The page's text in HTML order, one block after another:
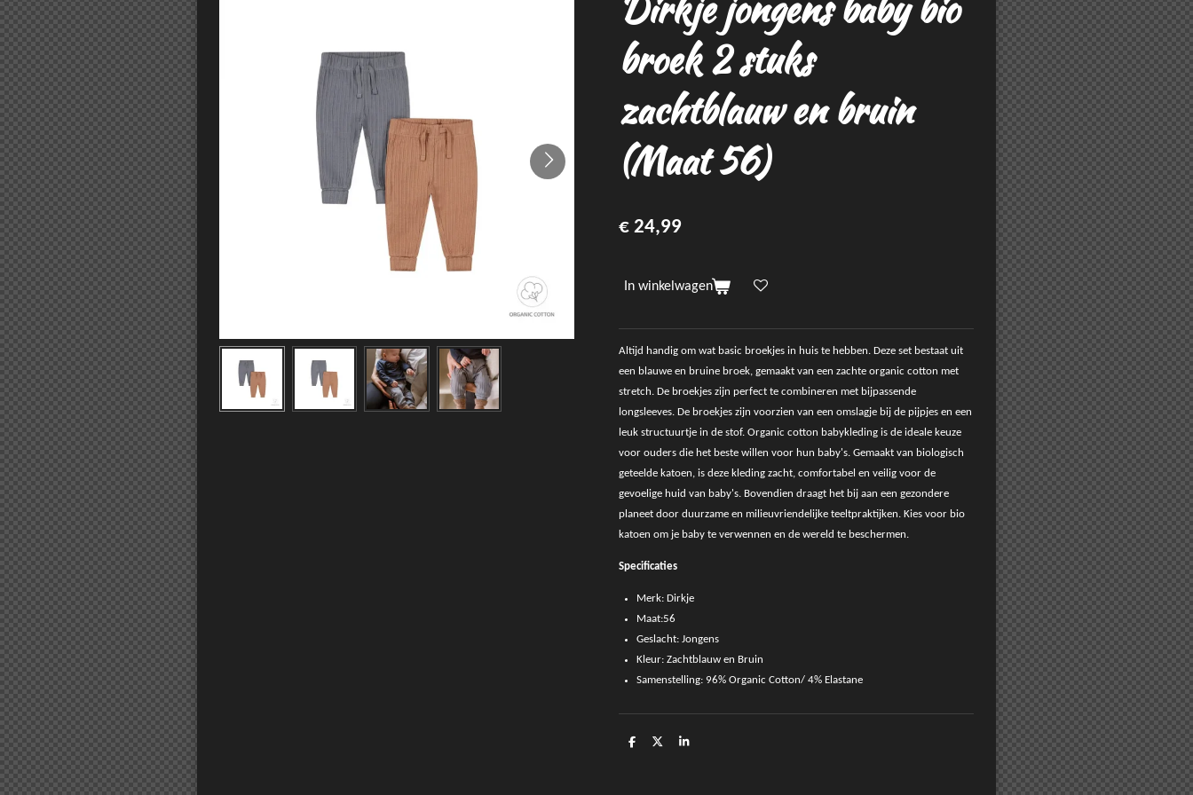
broek 2 stuks
zachtblauw en bruin
(Maat 56)
€ 24,99
In winkelwagen
Altijd handig om wat basic broekjes in huis te hebben. Deze set bestaat uit
een blauwe en bruine broek, gemaakt van een zachte organic cotton met
stretch. De broekjes zijn perfect te combineren met bijpassende
longsleeves. De broekjes zijn voorzien van een omslagje bij de pijpjes en een
leuk structuurtje in de stof. Organic cotton babykleding is de ideale keuze
voor ouders die het beste willen voor hun baby's. Gemaakt van biologisch
geteelde katoen, is deze kleding zacht, comfortabel en veilig voor de
gevoelige huid van baby's. Bovendien draagt het bij aan een gezondere
planeet door duurzame en milieuvriendelijke teeltpraktijken. Kies voor bio
katoen om je baby te verwennen en de wereld te beschermen.
Specificaties
Merk: Dirkje
Maat:56
Geslacht: Jongens
Kleur: Zachtblauw en Bruin
Samenstelling: 96% Organic Cotton/ 4% Elastane
D
D
S